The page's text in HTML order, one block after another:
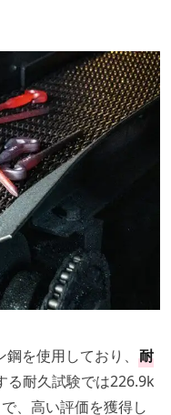
を使用しており、 耐
る耐久試験では226.9k
、高い評価を獲得し